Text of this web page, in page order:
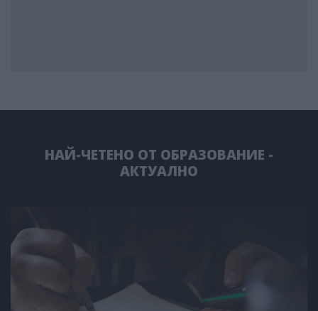
НАЙ-ЧЕТЕНО ОТ ОБРАЗОВАНИЕ -
АКТУАЛНО